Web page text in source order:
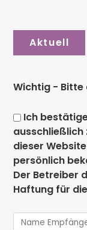
Aktuell
Wichtig - Bitte
Ich
ausschließlich
dieser
persönlich
Der Betreiber
Haftung für